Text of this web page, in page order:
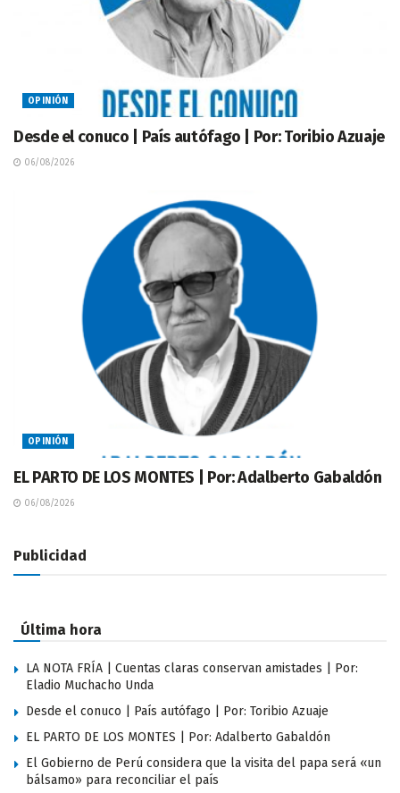
OPINIÓN
Desde el conuco | País autófago | Por: Toribio Azuaje
06/08/2026
OPINIÓN
EL PARTO DE LOS MONTES | Por: Adalberto Gabaldón
06/08/2026
Publicidad
Última hora
LA NOTA FRÍA | Cuentas claras conservan amistades | Por:
Eladio Muchacho Unda
Desde el conuco | País autófago | Por: Toribio Azuaje
EL PARTO DE LOS MONTES | Por: Adalberto Gabaldón
El Gobierno de Perú considera que la visita del papa será «un
bálsamo» para reconciliar el país